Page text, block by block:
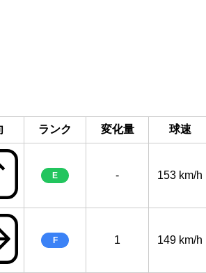
ランク 変化量 球速
E - 153 km/h
F 1 149 km/h